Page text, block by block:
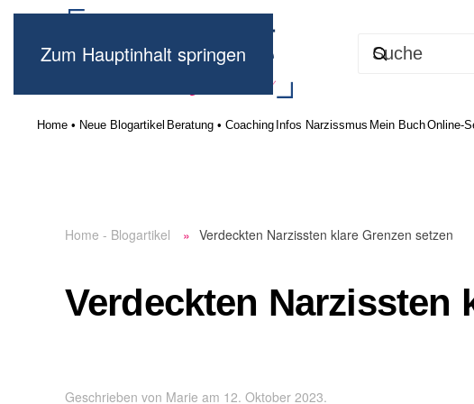
Zum Hauptinhalt springen
Home • Neue Blogartikel Beratung • Coaching Infos Narzissmus Mein BuchOnline-
Home - Blogartikel Verdeckten Narzissten klare Grenzen setzen
Verdeckten Narzissten
Geschrieben von Marie am 12. Oktober 2023.